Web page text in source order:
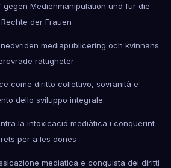
gegen Medienmanipulation und für die
Rechte der Frauen
mediapublicering och kvinnans
rättigheter
come diritto collettivo, sovranità e
dello sviluppo integrale.
la intoxicació mediàtica i conquerint
per a les dones
mediatica e conquista dei diritti